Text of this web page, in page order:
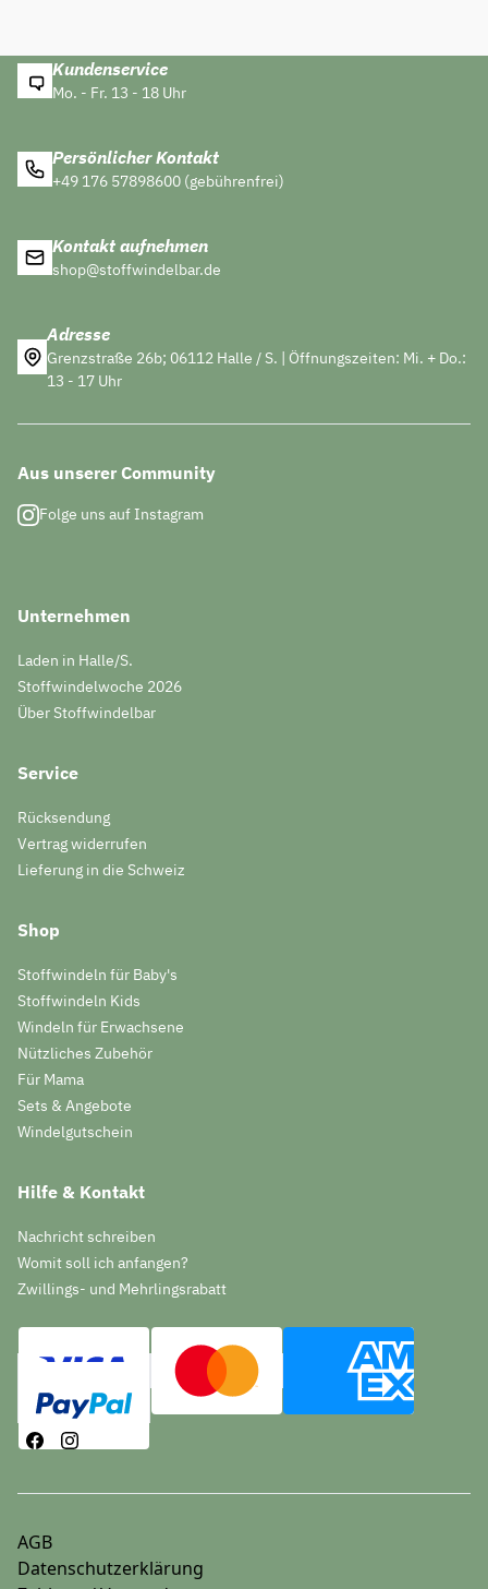
Kundenservice
Mo. - Fr. 13 - 18 Uhr
Persönlicher Kontakt
+49 176 57898600 (gebührenfrei)
Kontakt aufnehmen
shop@stoffwindelbar.de
Adresse
Grenzstraße 26b; 06112 Halle / S. | Öffnungszeiten: Mi. + Do.:
13 - 17 Uhr
Aus unserer Community
Folge uns auf Instagram
Unternehmen
Laden in Halle/S.
Stoffwindelwoche 2026
Über Stoffwindelbar
Service
Rücksendung
Vertrag widerrufen
Lieferung in die Schweiz
Shop
Stoffwindeln für Baby's
Stoffwindeln Kids
Windeln für Erwachsene
Nützliches Zubehör
Für Mama
Sets & Angebote
Windelgutschein
Hilfe & Kontakt
Nachricht schreiben
Womit soll ich anfangen?
Zwillings- und Mehrlingsrabatt
AGB
Datenschutzerklärung